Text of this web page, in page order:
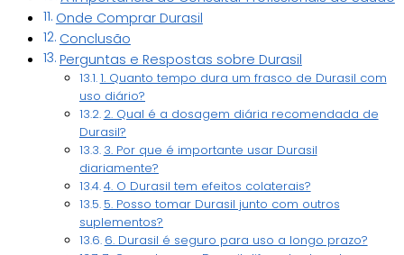
Onde Comprar Durasil
Conclusão
Perguntas e Respostas sobre Durasil
1. Quanto tempo dura um frasco de Durasil com
uso diário?
2. Qual é a dosagem diária recomendada de
Durasil?
3. Por que é importante usar Durasil
diariamente?
4. O Durasil tem efeitos colaterais?
5. Posso tomar Durasil junto com outros
suplementos?
6. Durasil é seguro para uso a longo prazo?